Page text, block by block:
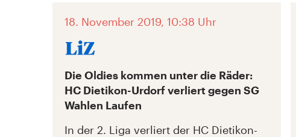
18. November 2019, 10:38 Uhr
Die Oldies kommen unter die Räder:
HC Dietikon-Urdorf verliert gegen SG
Wahlen Laufen
In der 2. Liga verliert der HC Dietikon-